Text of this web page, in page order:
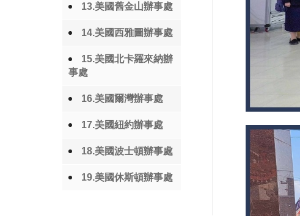
13.美國舊金山辦事處
14.美國西雅圖辦事處
15.美國北卡羅來納辦
事處
16.美國爾灣辦事處
17.美國紐約辦事處
18.美國波士頓辦事處
19.美國休斯頓辦事處